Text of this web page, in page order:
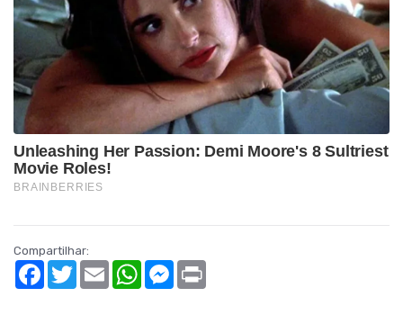
Compartilhar:
Facebook
TwitterEmail WhatsAppMessenger